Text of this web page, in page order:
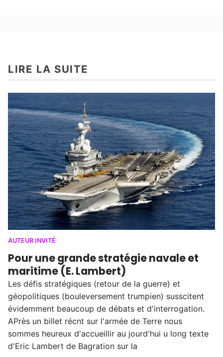
LIRE LA SUITE
AUTEUR INVITÉ
Pour une grande stratégie navale et
maritime (E. Lambert)
Les défis stratégiques (retour de la guerre) et
géopolitiques (bouleversement trumpien) susscitent
évidemment beaucoup de débats et d'interrogation.
APrès un billet récnt sur l'armée de Terre nous
sommes heureux d'accueillir au jourd'hui u long texte
d'Eric Lambert de Bagration sur la